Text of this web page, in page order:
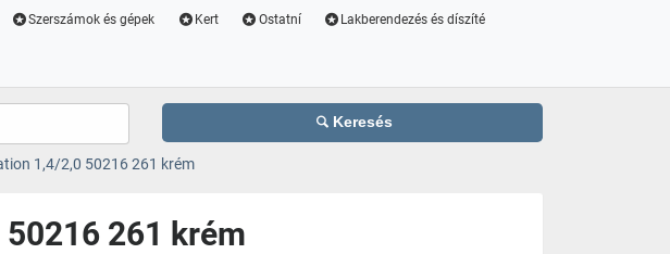
Szerszámok és gépek Kert Ostatní Lakberendezés és díszíté
Keresés
1,4/2,0 50216 261 krém
261 krém